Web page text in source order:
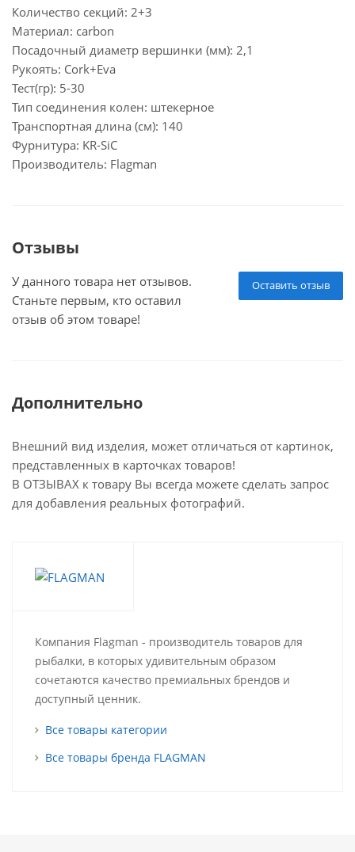
Количество секций: 2+3
Материал: carbon
Посадочный диаметр вершинки (мм): 2,1
Рукоять: Cork+Eva
Тест(гр): 5-30
Тип соединения колен: штекерное
Транспортная длина (см): 140
Фурнитура: KR-SiC
Производитель: Flagman
Отзывы
Оставить отзыв
У данного товара нет отзывов.
Станьте первым, кто оставил
отзыв об этом товаре!
Дополнительно
Внешний вид изделия, может отличаться от картинок,
представленных в карточках товаров!
В ОТЗЫВАХ к товару Вы всегда можете сделать запрос
для добавления реальных фотографий.
Компания Flagman - производитель товаров для
рыбалки, в которых удивительным образом
сочетаются качество премиальных брендов и
доступный ценник.
Все товары категории
Все товары бренда FLAGMAN